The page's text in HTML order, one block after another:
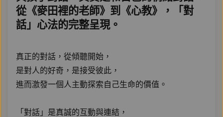
從《麥田裡的老師》到《心教》，「對
話」心法的完整呈現。
真正的對話，從傾聽開始，
是對人的好奇，是接受彼此，
進而激發一個人主動探索自己生命的價值。
「對話」是真誠的互動與連結，